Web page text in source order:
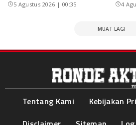
5 Agustus 2026 | 00:35 4
MUAT LAGI
Tentang Kami
Kebijakan